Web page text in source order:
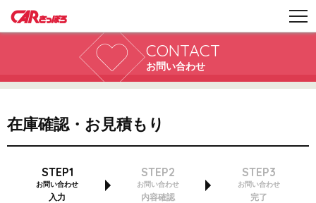
CONTACT
お問い合わせ
在庫確認・お見積もり
STEP1
お問い合わせ
入力
STEP2
お問い合わせ
内容確認
STEP3
お問い合わせ
完了